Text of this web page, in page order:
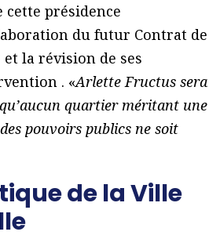
présidence
du futur Contrat de
la révision de ses
. «Arlette Fructus sera
quartier méritant une
pouvoirs publics ne soit
de la Ville